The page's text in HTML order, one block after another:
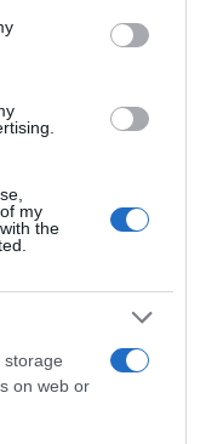
my
the
storage
on web or
semana dos hotéis